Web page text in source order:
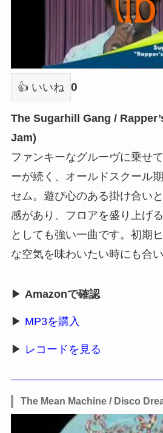
👍 いいね 0
The Sugarhill Gang /
Jam)
ファンキーなグルーヴに乗せ
ーが続く、オールドスクール
セム。遊び心のある掛け合い
感があり、フロアを盛り上げ
としても強い一曲です。初期
な空気を味わいたい時にも合い
▶ Amazonで確認
▶ MP3を購入
▶ レコードを見る
The Mean Machine / Disco